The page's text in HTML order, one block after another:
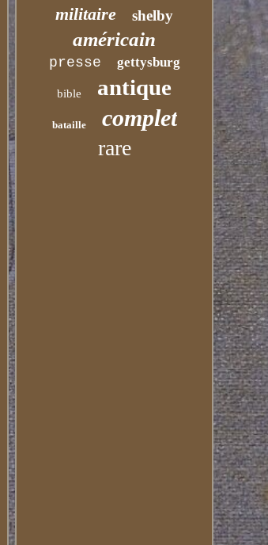
militaire shelby
américain
presse gettysburg
bible antique
bataille complet
rare